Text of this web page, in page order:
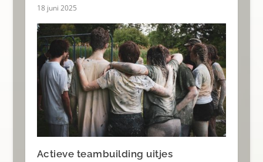
18 juni 2025
Actieve teambuilding uitjes